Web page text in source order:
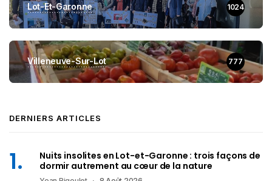
Lot-Et-Garonne 1024
Villeneuve-Sur-Lot 777
DERNIERS ARTICLES
Nuits insolites en Lot-et-Garonne : trois façons de
dormir autrement au cœur de la nature